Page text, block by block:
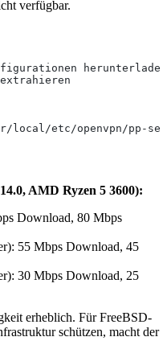
verfügbar.
herunterladen
local/etc/openvpn/pp-
AMD Ryzen 5 3600):
Download, 80 Mbps
55 Mbps Download, 45
30 Mbps Download, 25
erheblich. Für FreeBSD-
schützen, macht der